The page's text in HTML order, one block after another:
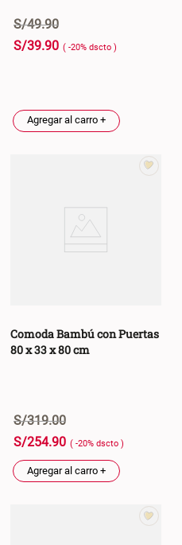
S/49.90
S/39.90 ( -20% dscto )
Agregar al carro +
Comoda Bambú con Puertas
80 x 33 x 80 cm
S/319.00
S/254.90 ( -20% dscto )
Agregar al carro +